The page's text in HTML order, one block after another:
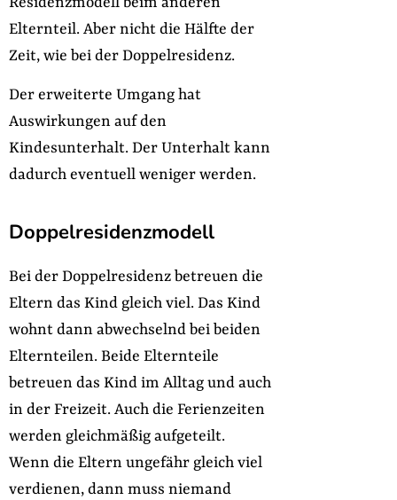
Elternteil. Aber nicht die Hälfte der
Zeit, wie bei der Doppelresidenz.
Der erweiterte Umgang hat
Auswirkungen auf den
Kindesunterhalt. Der Unterhalt kann
dadurch eventuell weniger werden.
Doppelresidenzmodell
Bei der Doppelresidenz betreuen die
Eltern das Kind gleich viel. Das Kind
wohnt dann abwechselnd bei beiden
Elternteilen. Beide Elternteile
betreuen das Kind im Alltag und auch
in der Freizeit. Auch die Ferienzeiten
werden gleichmäßig aufgeteilt.
Wenn die Eltern ungefähr gleich viel
verdienen, dann muss niemand